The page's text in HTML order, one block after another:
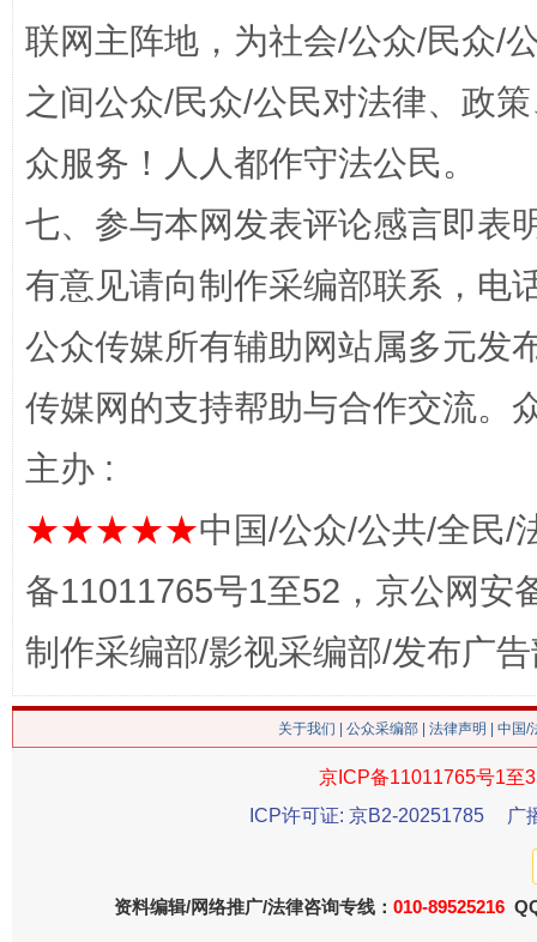
招工难、用工荒背后
网上购药对药下症？
谢
联网主阵地，为社会/公众/民众/
之间公众/民众/公民对法律、政
众服务！人人都作守法公民。
七、参与本网发表评论感言即表
有意见请向制作采编部联系，电
公众传媒所有辅助网站属多元发
传媒网的支持帮助与合作交流。
主办 :
★★★★★中国/公众/公共/全民/
备11011765号1至52，京公网安
制作采编部/影视采编部/发布广
关于我们 公众采编部 法律声明 | 中国
京ICP备11011765号1至
ICP许可证: 京B2-20251785
广
资料编辑/网络推广/法律咨询专线： 010-89525216